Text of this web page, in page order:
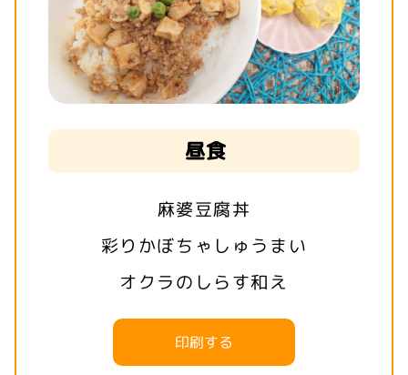
昼食
麻婆豆腐丼
彩りかぼちゃしゅうまい
オクラのしらす和え
印刷する